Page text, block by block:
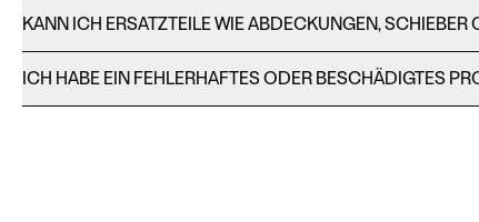
KANN ICH ERSATZTEILE WIE ABDECKUNGEN, SCHIEBER
ICH HABE EIN FEHLERHAFTES ODER BESCHÄDIGTES